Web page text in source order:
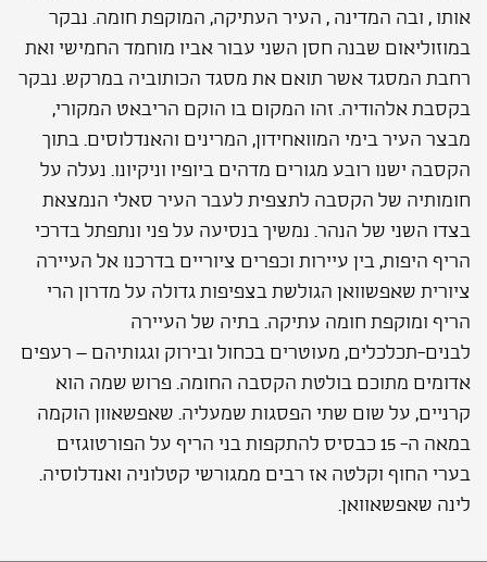
אותו , ובה המדינה , העיר העתיקה, המוקפת חומה. נבקר
במוזוליאום שבנה חסן השני עבור אביו מוחמד החמישי ואת
רחבת המסגד אשר תואם את מסגד הכותוביה במרקש. נבקר
בקסבת אלהודיה. זהו המקום בו הוקם הריבאט המקורי,
מבצר העיר בימי המוואחידון, המרינים והאנדלוסים. בתוך
הקסבה ישנו רובע מגורים מדהים ביופיו וניקיונו. נעלה על
חומותיה של הקסבה לתצפית לעבר העיר סאלי הנמצאת
בצדו השני של הנהר. נמשיך בנסיעה על פני ונתפתל בדרכי
הריף היפות, בין עיירות וכפרים ציוריים בדרכנו אל העיירה
ציורית שאפשוואן הגולשת בצפיפות גדולה על מדרון הרי
הריף ומוקפת חומה עתיקה. בתיה של העיירה
לבנים-תכלכלים, מעוטרים בכחול ובירוק וגגותיהם – רעפים
אדומים מתוכם בולטת הקסבה החומה. פרוש שמה הוא
קרניים, על שום שתי הפסגות שמעליה. שאפשאוון הוקמה
במאה ה- 15 כבסיס להתקפות בני הריף על הפורטוגזים
בערי החוף וקלטה אז רבים ממגורשי קטלוניה ואנדלוסיה.
לינה שאפשאוואן.